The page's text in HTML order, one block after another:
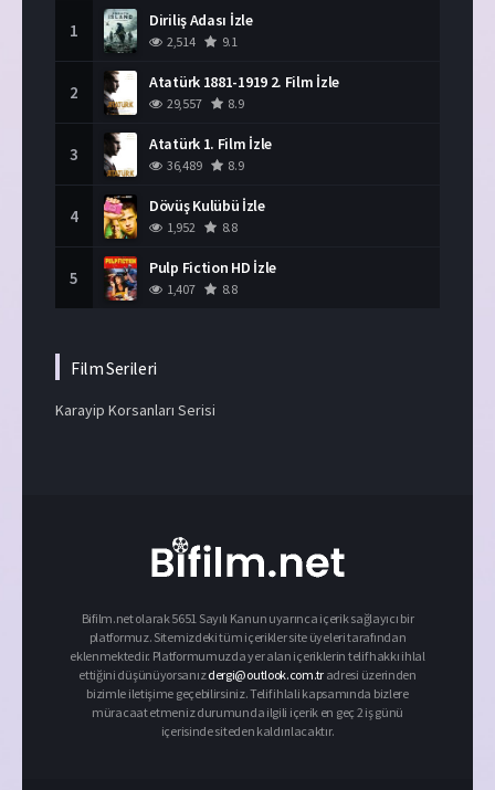
1 Diriliş Adası İzle
2,514 9.1
2 Atatürk 1881-1919 2. Film İzle
29,557 8.9
3 Atatürk 1. Film İzle
36,489 8.9
4 Dövüş Kulübü İzle
1,952 8.8
5 Pulp Fiction HD İzle
1,407 8.8
Film Serileri
Karayip Korsanları Serisi
Bifilm.net olarak 5651 Sayılı Kanun uyarınca içerik sağlayıcı bir
platformuz. Sitemizdeki tüm içerikler site üyeleri tarafından
eklenmektedir. Platformumuzda yer alan içeriklerin telif hakkı ihlal
ettiğini düşünüyorsanızdergi@outlook.com.tr adresi üzerinden
bizimle iletişime geçebilirsiniz. Telif ihlali kapsamında bizlere
müracaat etmeniz durumunda ilgili içerik en geç 2 iş günü
içerisinde siteden kaldırılacaktır.